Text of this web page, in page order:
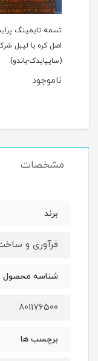
تسمه تایمینگ
اصل کره با لیبل
(سایپایدک-باندو)
ناموجود
مشخصات
برند
فرآوری و
شناسه محصول
801176500
برچسب ها